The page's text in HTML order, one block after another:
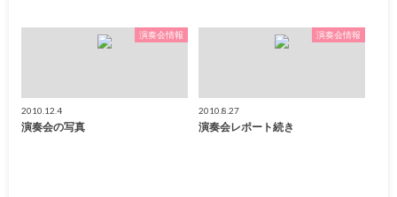
演奏会情報
2010.12.4
演奏会の写真
演奏会情報
2010.8.27
演奏会レポート続き